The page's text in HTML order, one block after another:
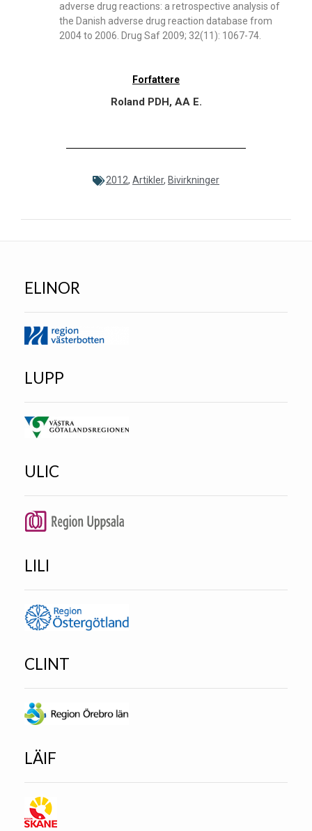
adverse drug reactions: a retrospective analysis of
the Danish adverse drug reaction database from
2004 to 2006. Drug Saf 2009; 32(11): 1067-74.
Forfattere
Roland PDH, AA E.
2012, Artikler, Bivirkninger
ELINOR
LUPP
ULIC
LILI
CLINT
LÄIF